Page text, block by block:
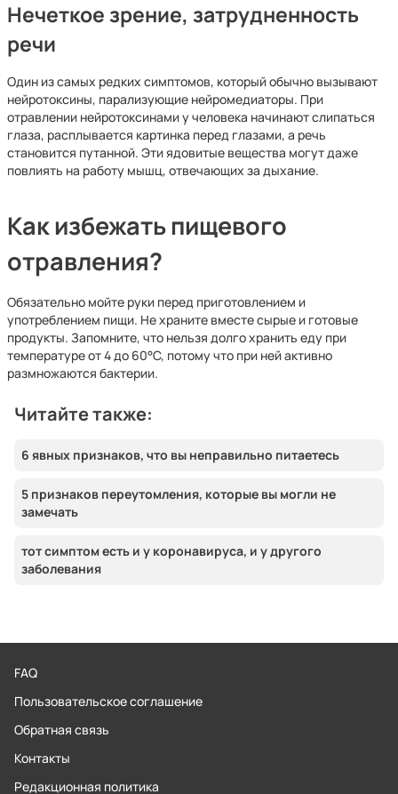
Нечеткое зрение, затрудненность
речи
Один из самых редких симптомов, который обычно вызывают
нейротоксины, парализующие нейромедиаторы. При
отравлении нейротоксинами у человека начинают слипаться
глаза, расплывается картинка перед глазами, а речь
становится путанной. Эти ядовитые вещества могут даже
повлиять на работу мышц, отвечающих за дыхание.
Как избежать пищевого
отравления?
Обязательно мойте руки перед приготовлением и
употреблением пищи. Не храните вместе сырые и готовые
продукты. Запомните, что нельзя долго хранить еду при
температуре от 4 до 60°C, потому что при ней активно
размножаются бактерии.
Читайте также:
6 явных признаков, что вы неправильно питаетесь
5 признаков переутомления, которые вы могли не
замечать
тот симптом есть и у коронавируса, и у другого
заболевания
FAQ
Пользовательское соглашение
Обратная связь
Контакты
Редакционная политика